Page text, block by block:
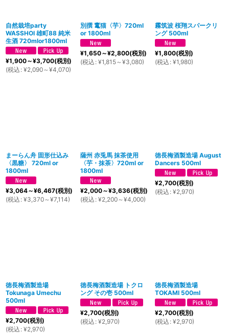
自然栽培party
WASSHOI 雄町88 純米
生酒 720mlor1800ml
¥1,900～¥3,700(税別)
(税込 : ¥2,090～¥4,070)
別撰 竃猫〈芋〉720ml
or 1800ml
¥1,650～¥2,800(税別)
(税込 : ¥1,815～¥3,080)
霧筑波 桜翔スパークリ
ング 500ml
¥1,800(税別)
(税込 : ¥1,980)
まーらん舟 固形仕込み
〈黒糖〉 720ml or
1800ml
¥3,064～¥6,467(税別)
(税込 : ¥3,370～¥7,114)
薩州 赤兎馬 抹茶使用
〈芋・抹茶〉720ml or
1800ml
¥2,000～¥3,636(税別)
(税込 : ¥2,200～¥4,000)
徳長梅酒製造場 August
Dancers 500ml
¥2,700(税別)
(税込 : ¥2,970)
徳長梅酒製造場
Tokunaga Umechu
500ml
¥2,700(税別)
(税込 : ¥2,970)
徳長梅酒製造場 トクロ
ング その壱 500ml
¥2,700(税別)
(税込 : ¥2,970)
徳長梅酒製造場
TOKAMI 500ml
¥2,700(税別)
(税込 : ¥2,970)